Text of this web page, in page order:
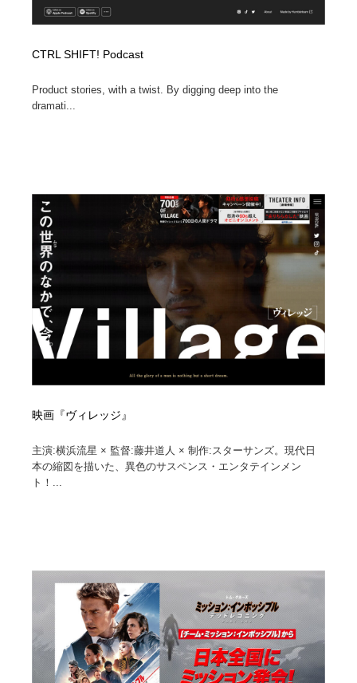
CTRL SHIFT! Podcast
Product stories, with a twist. By digging deep into the
dramati...
映画『ヴィレッジ』
主演:横浜流星 × 監督:藤井道人 × 制作:スターサンズ。現代日
本の縮図を描いた、異色のサスペンス・エンタテインメン
ト！...